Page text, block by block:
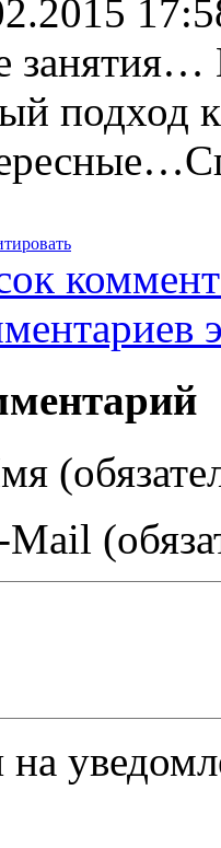
занятия…
подход
Mail
на